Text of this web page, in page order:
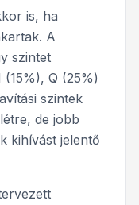
is, ha
A
szintet
Q (25%)
szintek
de jobb
kihívást jelentő